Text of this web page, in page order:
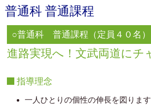
普通科 普通課程
○普通科 普通課程（定員４０名）
進路実現へ！文武両道にチ
指導理念
一人ひとりの個性の伸長を図ります